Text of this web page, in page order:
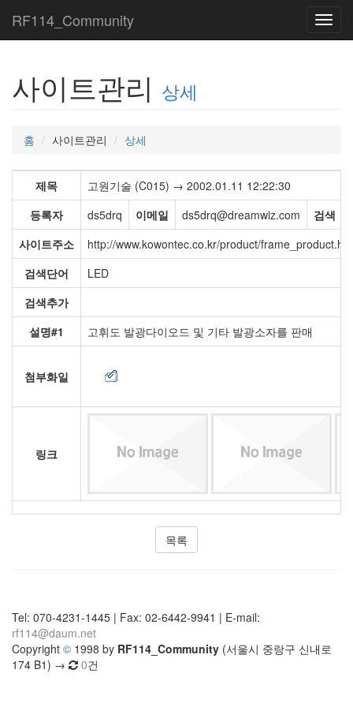
RF114_Community
사이트관리 상세
홈 사이트관리 상세
제목
고원기술 (C015) → 2002.01.11 12:22:30
등록자
ds5drq 이메일 ds5drq@dreamwiz.com 검색
사이트주소
http://www.kowontec.co.kr/product/
검색단어
LED
검색추가
설명#1
고휘도 발광다이오드 및 기타 발광소자를 판매
첨부화일
링크
목록
Tel: 070-4231-1445 | Fax: 02-6442-9941 | E-mail:
rf114@daum.net
Copyright © 1998 by RF114_Community (서울시 중랑구 신내로
174 B1) →
0건